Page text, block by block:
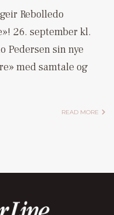
Rebolledo
26. september kl.
Pedersen sin nye
med samtale og
READ MORE